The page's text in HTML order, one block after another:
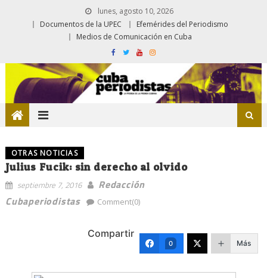
lunes, agosto 10, 2026
Documentos de la UPEC
Efemérides del Periodismo
Medios de Comunicación en Cuba
OTRAS NOTICIAS
Julius Fucik: sin derecho al olvido
septiembre 7, 2016
Redacción
Cubaperiodistas
Comment(0)
Compartir
0 Más